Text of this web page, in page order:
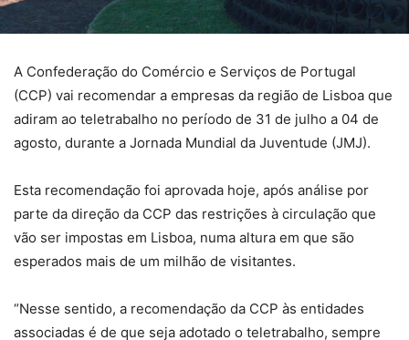
A Confederação do Comércio e Serviços de Portugal
(CCP) vai recomendar a empresas da região de Lisboa que
adiram ao teletrabalho no período de 31 de julho a 04 de
agosto, durante a Jornada Mundial da Juventude (JMJ).
Esta recomendação foi aprovada hoje, após análise por
parte da direção da CCP das restrições à circulação que
vão ser impostas em Lisboa, numa altura em que são
esperados mais de um milhão de visitantes.
“Nesse sentido, a recomendação da CCP às entidades
associadas é de que seja adotado o teletrabalho, sempre